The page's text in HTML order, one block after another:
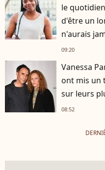
le
d'être un
n'aurais
09:20
Vanessa
ont mis un
sur leurs
08:52